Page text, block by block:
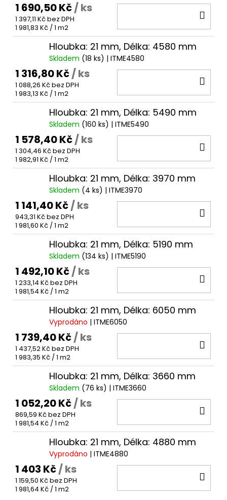
1 690,50 Kč/ ks
1 397,11 Kč bez DPH
Měrná
cena:
1 981,83 Kč / 1 m2
Hloubka: 21 mm, Délka: 4580 mm
Skladem (18 ks) | ITME4580
1 316,80 Kč/ ks
1 088,26 Kč bez DPH
Měrná
cena:
1 983,13 Kč / 1 m2
Hloubka: 21 mm, Délka: 5490 mm
Skladem (160 ks) | ITME5490
1 578,40 Kč/ ks
1 304,46 Kč bez DPH
Měrná
cena:
1 982,91 Kč / 1 m2
Hloubka: 21 mm, Délka: 3970 mm
Skladem (4 ks) | ITME3970
1 141,40 Kč/ ks
943,31 Kč bez DPH
Měrná
cena:
1 981,60 Kč / 1 m2
Hloubka: 21 mm, Délka: 5190 mm
Skladem (134 ks) | ITME5190
1 492,10 Kč/ ks
1 233,14 Kč bez DPH
Měrná
cena:
1 981,54 Kč / 1 m2
Hloubka: 21 mm, Délka: 6050 mm
Vyprodáno | ITME6050
1 739,40 Kč/ ks
1 437,52 Kč bez DPH
Měrná
cena:
1 983,35 Kč / 1 m2
Hloubka: 21 mm, Délka: 3660 mm
Skladem (76 ks) | ITME3660
1 052,20 Kč/ ks
869,59 Kč bez DPH
Měrná
cena:
1 981,54 Kč / 1 m2
Hloubka: 21 mm, Délka: 4880 mm
Vyprodáno | ITME4880
1 403 Kč/ ks
1 159,50 Kč bez DPH
Měrná
1 981,64 Kč / 1 m2